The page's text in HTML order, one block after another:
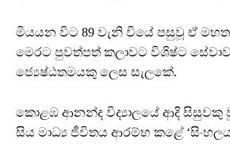
මියයන විට 89 වැනි වියේ පසුවූ ඒ
මෙරට පුවත්පත් කලාවට විශිෂ්ට
ජ්‍යෙෂ්ඨතමයකු ලෙස සැලකේ.
කොළඹ ආනන්ද විද්‍යාලයේ ආදි සිසුවකු
සිය මාධ්‍ය ජීවිතය ආරම්භ කළේ